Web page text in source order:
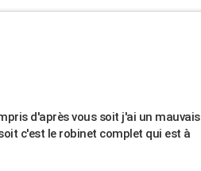
d'après vous soit j'ai un mauvais
c'est le robinet complet qui est à